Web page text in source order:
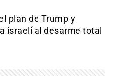
plan de Trump y
israelí al desarme total